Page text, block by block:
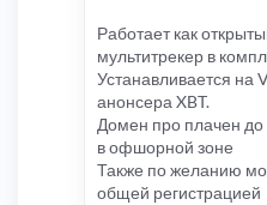
Работает как
мультитрекер в
Устанавливается на
анонсера XBT.
Домен про плачен до
в офшорной зоне
Также по желанию
общей регистрацией